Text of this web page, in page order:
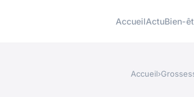
AccueilActuBien-
Accueil›